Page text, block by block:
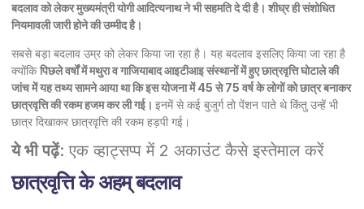
बदलाव को लेकर मुख्यमंत्री योगी आदित्यनाथ ने भी सहमति दे दी है। शीघ्र ही संशोधित
नियमावली जारी होने की उम्मीद है।
सबसे बड़ा बदलाव उम्र को लेकर किया जा रहा है। यह बदलाव इसलिए किया जा रहा है
क्योंकिपिछले वर्षों में मथुरा व गाजियाबाद आइटीआइ संस्थानों में हुए छात्रवृत्ति घोटाले की
जांच में यह तथ्य सामने आया था कि इस योजना में 45 से 75 वर्ष के लोगों को छात्र बनाकर
छात्रवृत्ति की रकम हजम कर ली गई। इनमें से कई बुजुर्ग तो पेंशन पाते थे किंतु उन्हें भी
छात्र दिखाकर छात्रवृत्ति की रकम हड़पी गई।
ये भी पढ़ें: एक व्हाट्सप्प में 2 अकाउंट कैसे इस्तेमाल करें
छात्रवृत्ति के अहम् बदलाव